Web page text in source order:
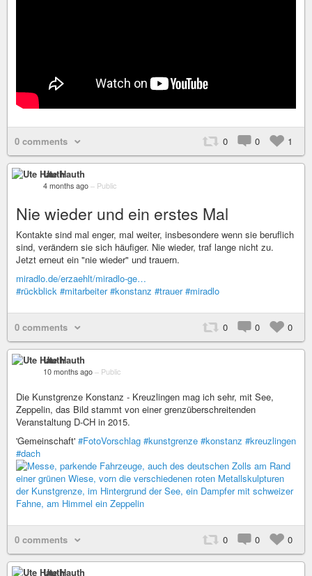
0 comments 0 0 1
Ute Hauth
4 months ago – Public
Nie wieder und ein erstes Mal
Kontakte sind mal enger, mal weiter, insbesondere wenn sie beruflich
sind, verändern sie sich häufiger. Nie wieder, traf lange nicht zu.
Jetzt erneut ein "nie wieder" und trauern.
miradlo.de/erzaehlt/miradlo-ge…
#rückblick #mitarbeiter #konstanz #trauer #miradlo
0 comments 0 0 0
Ute Hauth
10 months ago – Public
Die Kunstgrenze Konstanz - Kreuzlingen mag ich sehr, mit See,
Zeppelin, das Bild stammt von einer grenzüberschreitenden
Veranstaltung D-CH in 2015.
'Gemeinschaft' #FotoVorschlag #kunstgrenze #konstanz #kreuzlingen
#dach
0 comments 0 0 0
Ute Hauth